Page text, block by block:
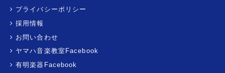
プライバシーポリシー
採用情報
お問い合わせ
ヤマハ音楽教室Facebook
有明楽器Facebook